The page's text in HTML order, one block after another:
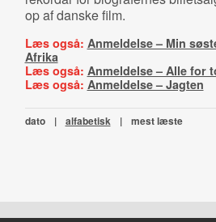
op af danske film.
Læs også: Anmeldelse – Min
Afrika
Læs også: Anmeldelse – Alle for
Læs også: Anmeldelse – Jagten
dato | alfabetisk | mest læste